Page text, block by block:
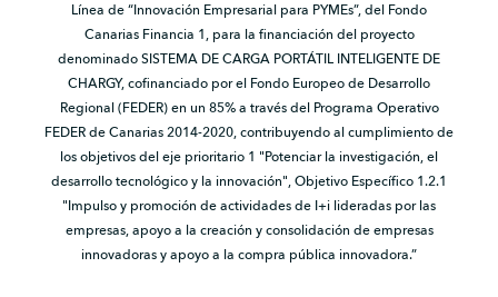
Línea de “Innovación Empresarial para PYMEs”, del Fondo
Canarias Financia 1, para la financiación del proyecto
denominado SISTEMA DE CARGA PORTÁTIL INTELIGENTE DE
CHARGY, cofinanciado por el Fondo Europeo de Desarrollo
Regional (FEDER) en un 85% a través del Programa Operativo
FEDER de Canarias 2014-2020, contribuyendo al cumplimiento de
los objetivos del eje prioritario 1 "Potenciar la investigación, el
desarrollo tecnológico y la innovación", Objetivo Específico 1.2.1
"Impulso y promoción de actividades de I+i lideradas por las
empresas, apoyo a la creación y consolidación de empresas
innovadoras y apoyo a la compra pública innovadora.”